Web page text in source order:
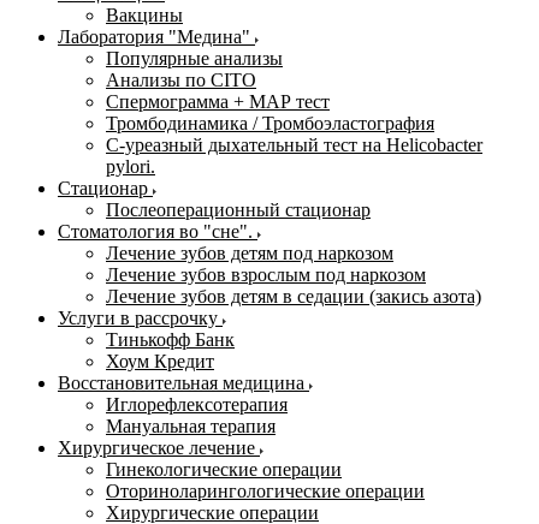
Вакцины
Лаборатория "Медина"
Популярные анализы
Анализы по CITO
Спермограмма + МАР тест
Тромбодинамика / Тромбоэластография
С-уреазный дыхательный тест на Helicobacter
pylori.
Стационар
Послеоперационный стационар
Стоматология во "сне".
Лечение зубов детям под наркозом
Лечение зубов взрослым под наркозом
Лечение зубов детям в седации (закись азота)
Услуги в рассрочку
Тинькофф Банк
Хоум Кредит
Восстановительная медицина
Иглорефлексотерапия
Мануальная терапия
Хирургическое лечение
Гинекологические операции
Оториноларингологические операции
Хирургические операции